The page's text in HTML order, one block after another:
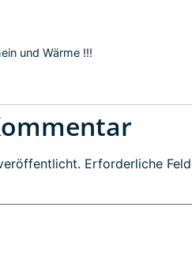
und Wärme !!!
Erforderliche